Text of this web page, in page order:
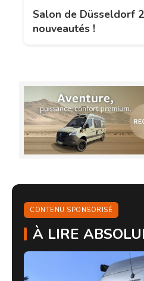
Salon de Düsseldorf
nouveautés !
CONTENU SPONSORISÉ
À LIRE